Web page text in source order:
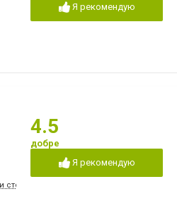
Я рекомендую
поликлиники № 3
4.5
добре
Я рекомендую